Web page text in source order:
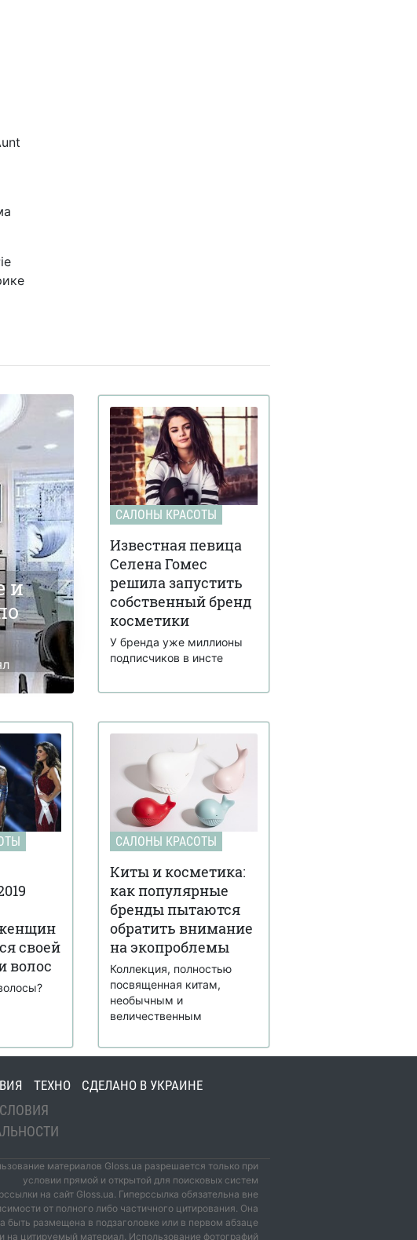
и
САЛОНЫ КРАСОТЫ
Известная певица
Селена Гомес
решила запустить
собственный бренд
косметики
У бренда уже миллионы
подписчиков в инсте
своей
волос
САЛОНЫ КРАСОТЫ
Киты и косметика:
как популярные
бренды пытаются
обратить внимание
на экопроблемы
Коллекция, полностью
посвященная китам,
необычным и
величественным
ТЕХНО СДЕЛАНО В УКРАИНЕ
материалов Gloss.ua разрешается только при
условии прямой и открытой для поисковых систем
на сайт Gloss.ua. Гиперссылка обязательна вне
от полного либо частичного цитирования. Она
быть размещена в подзаголовке или в первом абзаце
на цитируемый материал. Использование фотографий